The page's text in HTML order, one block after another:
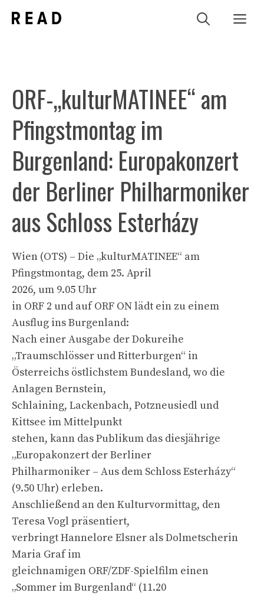
Inhalt
ORF-„kulturMATINEE“ am
Pfingstmontag im
Burgenland: Europakonzert
der Berliner Philharmoniker
aus Schloss Esterházy
Wien (OTS) – Die „kulturMATINEE“ am
Pfingstmontag, dem 25. April
2026, um 9.05 Uhr
in ORF 2 und auf ORF ON lädt ein zu einem
Ausflug ins Burgenland:
Nach einer Ausgabe der Dokureihe
„Traumschlösser und Ritterburgen“ in
Österreichs östlichstem Bundesland, wo die
Anlagen Bernstein,
Schlaining, Lackenbach, Potzneusiedl und
Kittsee im Mittelpunkt
stehen, kann das Publikum das diesjährige
„Europakonzert der Berliner
Philharmoniker – Aus dem Schloss Esterházy“
(9.50 Uhr) erleben.
Anschließend an den Kulturvormittag, den
Teresa Vogl präsentiert,
verbringt Hannelore Elsner als Dolmetscherin
Maria Graf im
gleichnamigen ORF/ZDF-Spielfilm einen
„Sommer im Burgenland“ (11.20